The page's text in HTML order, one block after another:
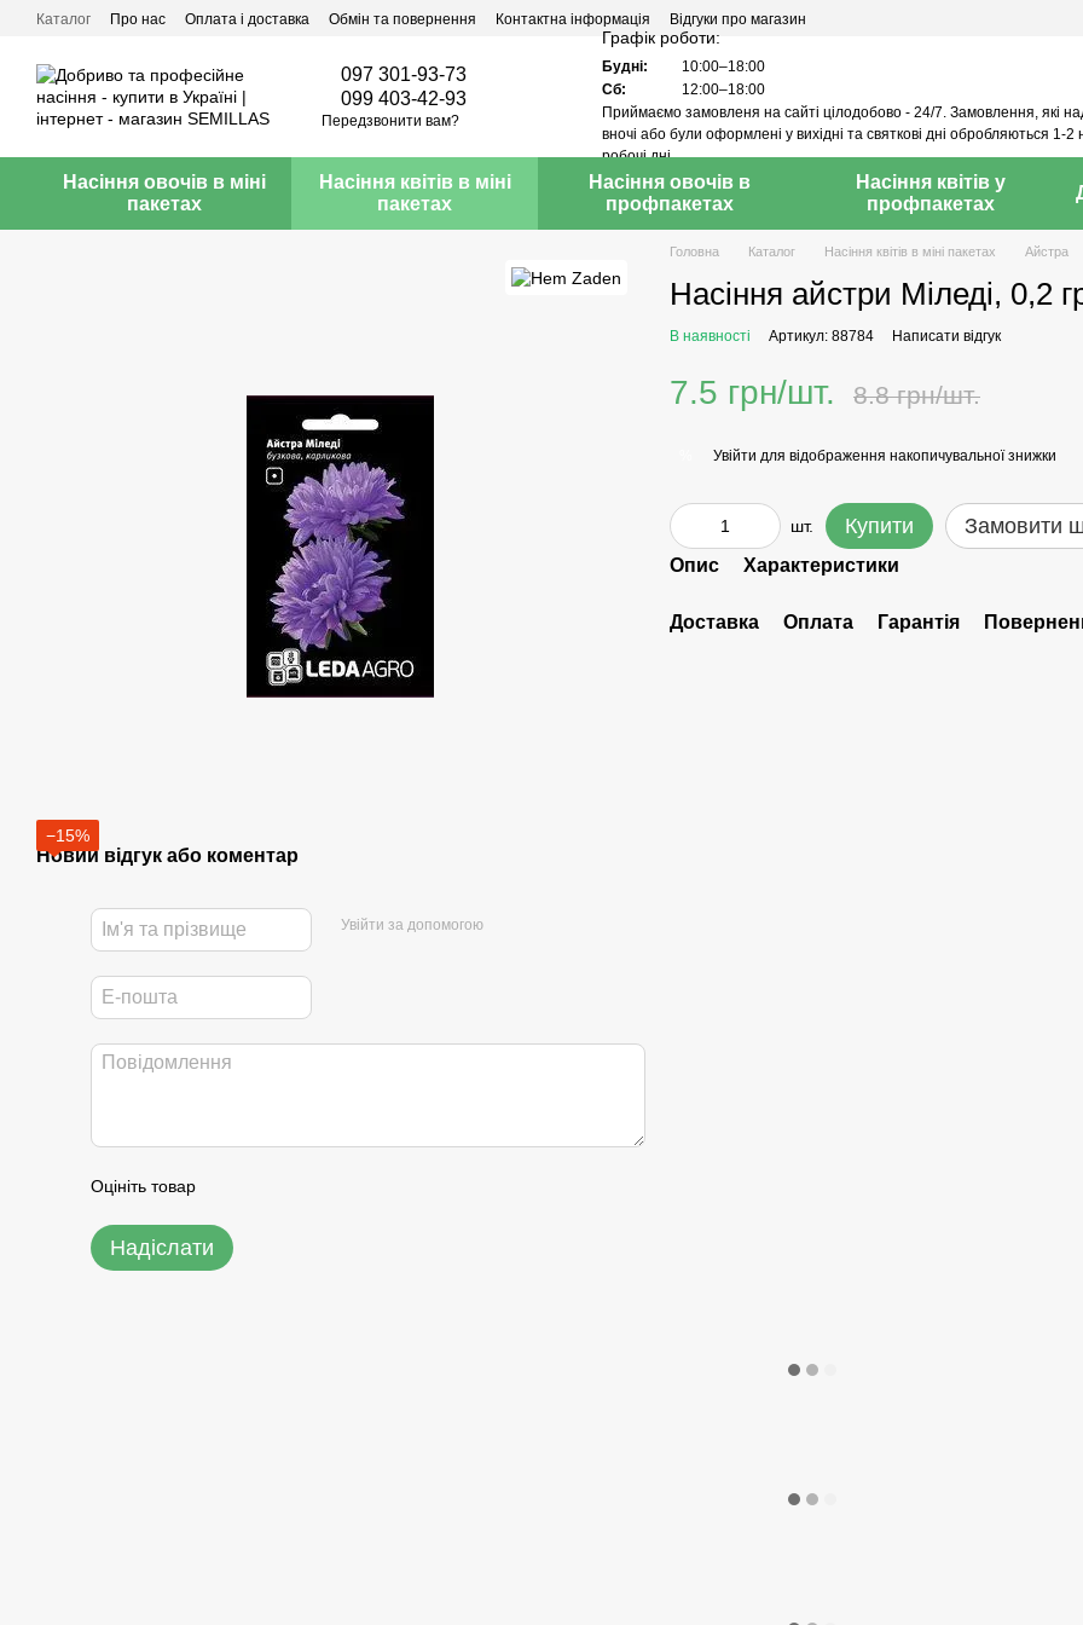
Перейти до основного контенту
Каталог Про нас Оплата і доставка Обмін та повернення Контактна інформація Відгуки про магазин
097 301-93-73
099 403-42-93
Передзвонити вам?
Графік роботи:
Будні:
10:00–18:00
Сб:
12:00–18:00
Приймаємо замовленя на сайті цілодобово - 24/7. Замовлення, які
вночі або були оформлені у вихідні та святкові дні обробляються 1-2
робочі дні.
Насіння овочів в міні
пакетах
Насіння квітів в міні
пакетах
Насіння овочів в
профпакетах
Насіння квітів у
профпакетах
−15%
Новий відгук або коментар
Увійти за допомогою
Оцініть товар
Надіслати
Головна Каталог Насіння квітів в міні пакетах Айстра
Насіння айстри Міледі, 0,2
В наявності Артикул: 88784 Написати відгук
7.5 грн/шт. 8.8 грн/шт.
Увійти для відображення накопичувальної знижки
шт. Купити Замовити
Опис Характеристики
Доставка Оплата Гарантія